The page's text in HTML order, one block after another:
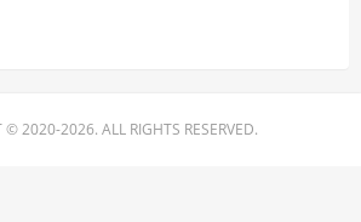
© 2020-2026. ALL RIGHTS RESERVED.